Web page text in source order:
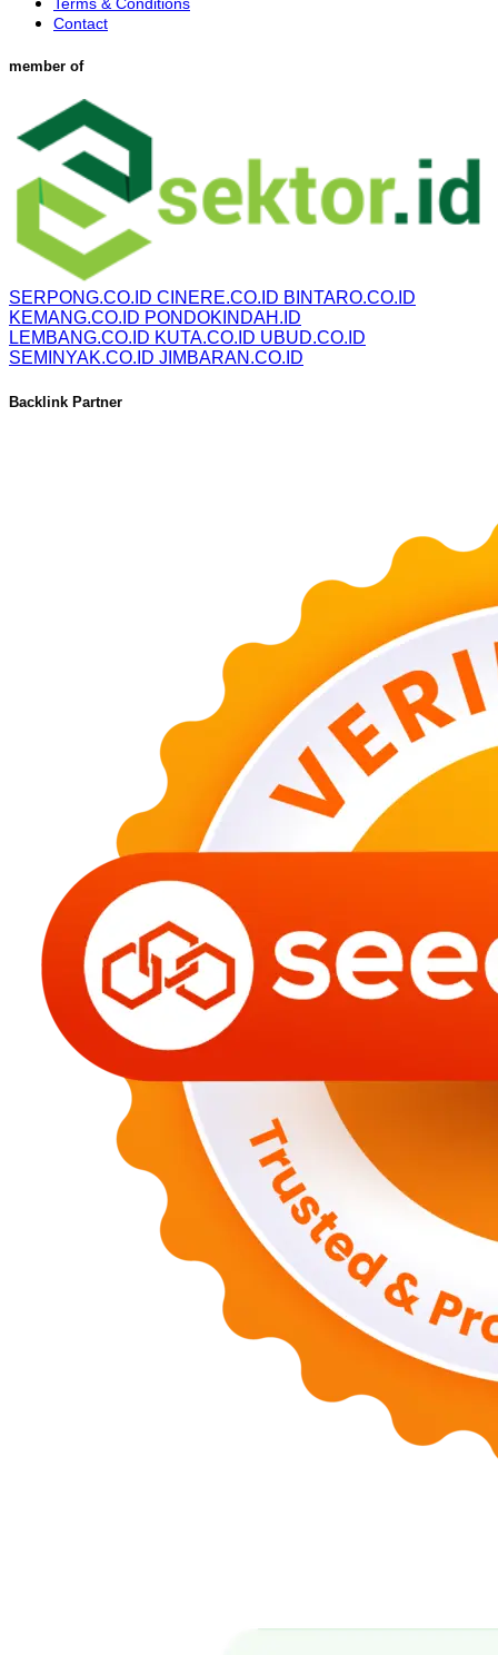
Contact
member of
SERPONG.CO.ID CINERE.CO.ID BINTARO.CO.ID
KEMANG.CO.ID PONDOKINDAH.ID
LEMBANG.CO.ID KUTA.CO.ID UBUD.CO.ID
SEMINYAK.CO.ID JIMBARAN.CO.ID
Backlink Partner